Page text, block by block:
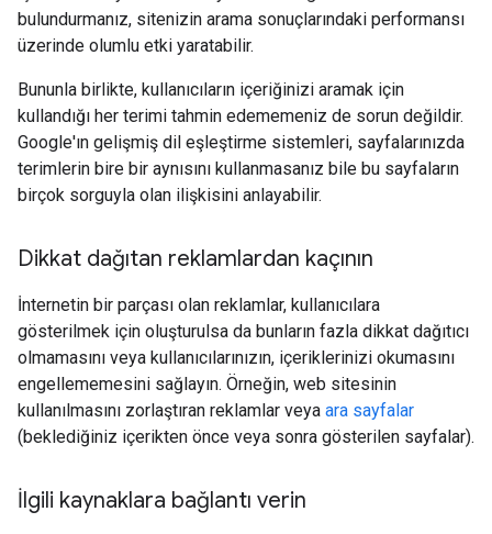
bulundurmanız, sitenizin arama sonuçlarındaki performansı
üzerinde olumlu etki yaratabilir.
Bununla birlikte, kullanıcıların içeriğinizi aramak için
kullandığı her terimi tahmin edememeniz de sorun değildir.
Google'ın gelişmiş dil eşleştirme sistemleri, sayfalarınızda
terimlerin bire bir aynısını kullanmasanız bile bu sayfaların
birçok sorguyla olan ilişkisini anlayabilir.
Dikkat dağıtan reklamlardan kaçının
İnternetin bir parçası olan reklamlar, kullanıcılara
gösterilmek için oluşturulsa da bunların fazla dikkat dağıtıcı
olmamasını veya kullanıcılarınızın, içeriklerinizi okumasını
engellememesini sağlayın. Örneğin, web sitesinin
kullanılmasını zorlaştıran reklamlar veya ara sayfalar
(beklediğiniz içerikten önce veya sonra gösterilen sayfalar).
İlgili kaynaklara bağlantı verin